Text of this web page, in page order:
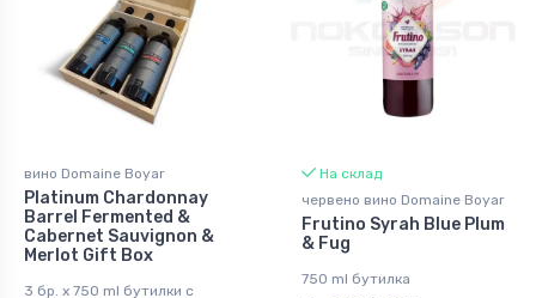
вино Domaine Boyar
Platinum Chardonnay
Barrel Fermented &
Cabernet Sauvignon &
Merlot Gift Box
3 бр. x 750 ml бутилки с
На склад
червено вино Domaine Boyar
Frutino Syrah Blue Plum
& Fug
750 ml бутилка